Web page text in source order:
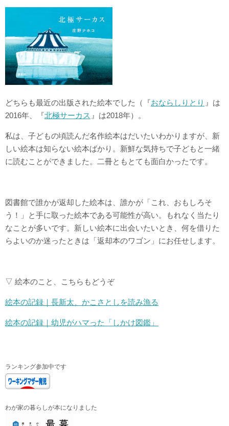
どちらも最近の出版された絵本でした（『おならしりとり 』は
2016年、『北極サーカス 』は2018年）。
私は、子どもの頃読んだ名作絵本はだいたいわかりますが、新
しい絵本は知らない絵本ばかり。新鮮な気持ちで子どもと一緒
に読むことができました。二冊ともとても面白かったです。
図書館で誰かが返却した絵本は、誰かが「これ、おもしろそ
う！」と手に取った絵本である可能性が高い。もれなく当たり
なことが多いです。新しい絵本に出会いたいとき、何を借りた
らよいのか迷ったときは「返却本のワゴン」にお任せします。
▽ 絵本のこと、こちらもどうぞ
絵本の記録｜長新太、かこさとしを読み漁る
絵本の記録｜幼児がハマった「しかけ図鑑」
ランキング参加中です
わが家の暮らしが本になりました